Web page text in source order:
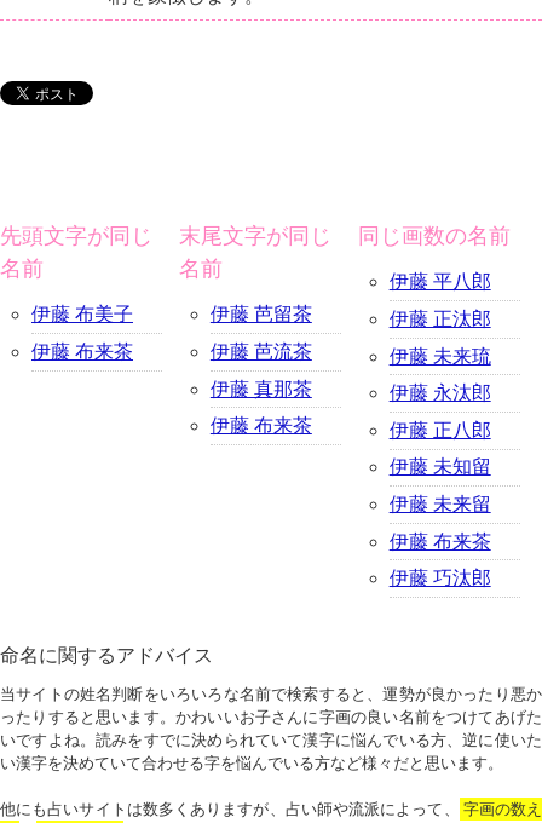
先頭文字が同じ
名前
伊藤 布美子
伊藤 布来茶
末尾文字が同じ
名前
伊藤 芭留茶
伊藤 芭流茶
伊藤 真那茶
伊藤 布来茶
同じ画数の名前
伊藤 平八郎
伊藤 正汰郎
伊藤 未来琉
伊藤 永汰郎
伊藤 正八郎
伊藤 未知留
伊藤 未来留
伊藤 布来茶
伊藤 巧汰郎
命名に関するアドバイス
当サイトの姓名判断をいろいろな名前で検索すると、運勢が良かったり悪か
ったりすると思います。かわいいお子さんに字画の良い名前をつけてあげた
いですよね。読みをすでに決められていて漢字に悩んでいる方、逆に使いた
い漢字を決めていて合わせる字を悩んでいる方など様々だと思います。
他にも占いサイトは数多くありますが、占い師や流派によって、
字画の数え